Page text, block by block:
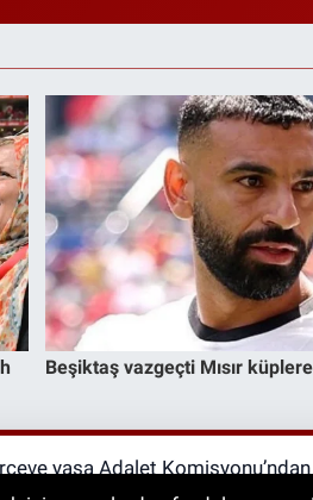
yasa Adalet
detayları